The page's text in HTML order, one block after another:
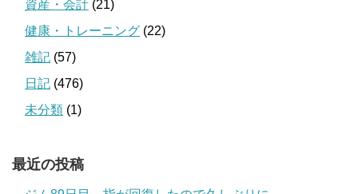
資産・会計 (21)
健康・トレーニング (22)
雑記 (57)
日記 (476)
未分類 (1)
最近の投稿